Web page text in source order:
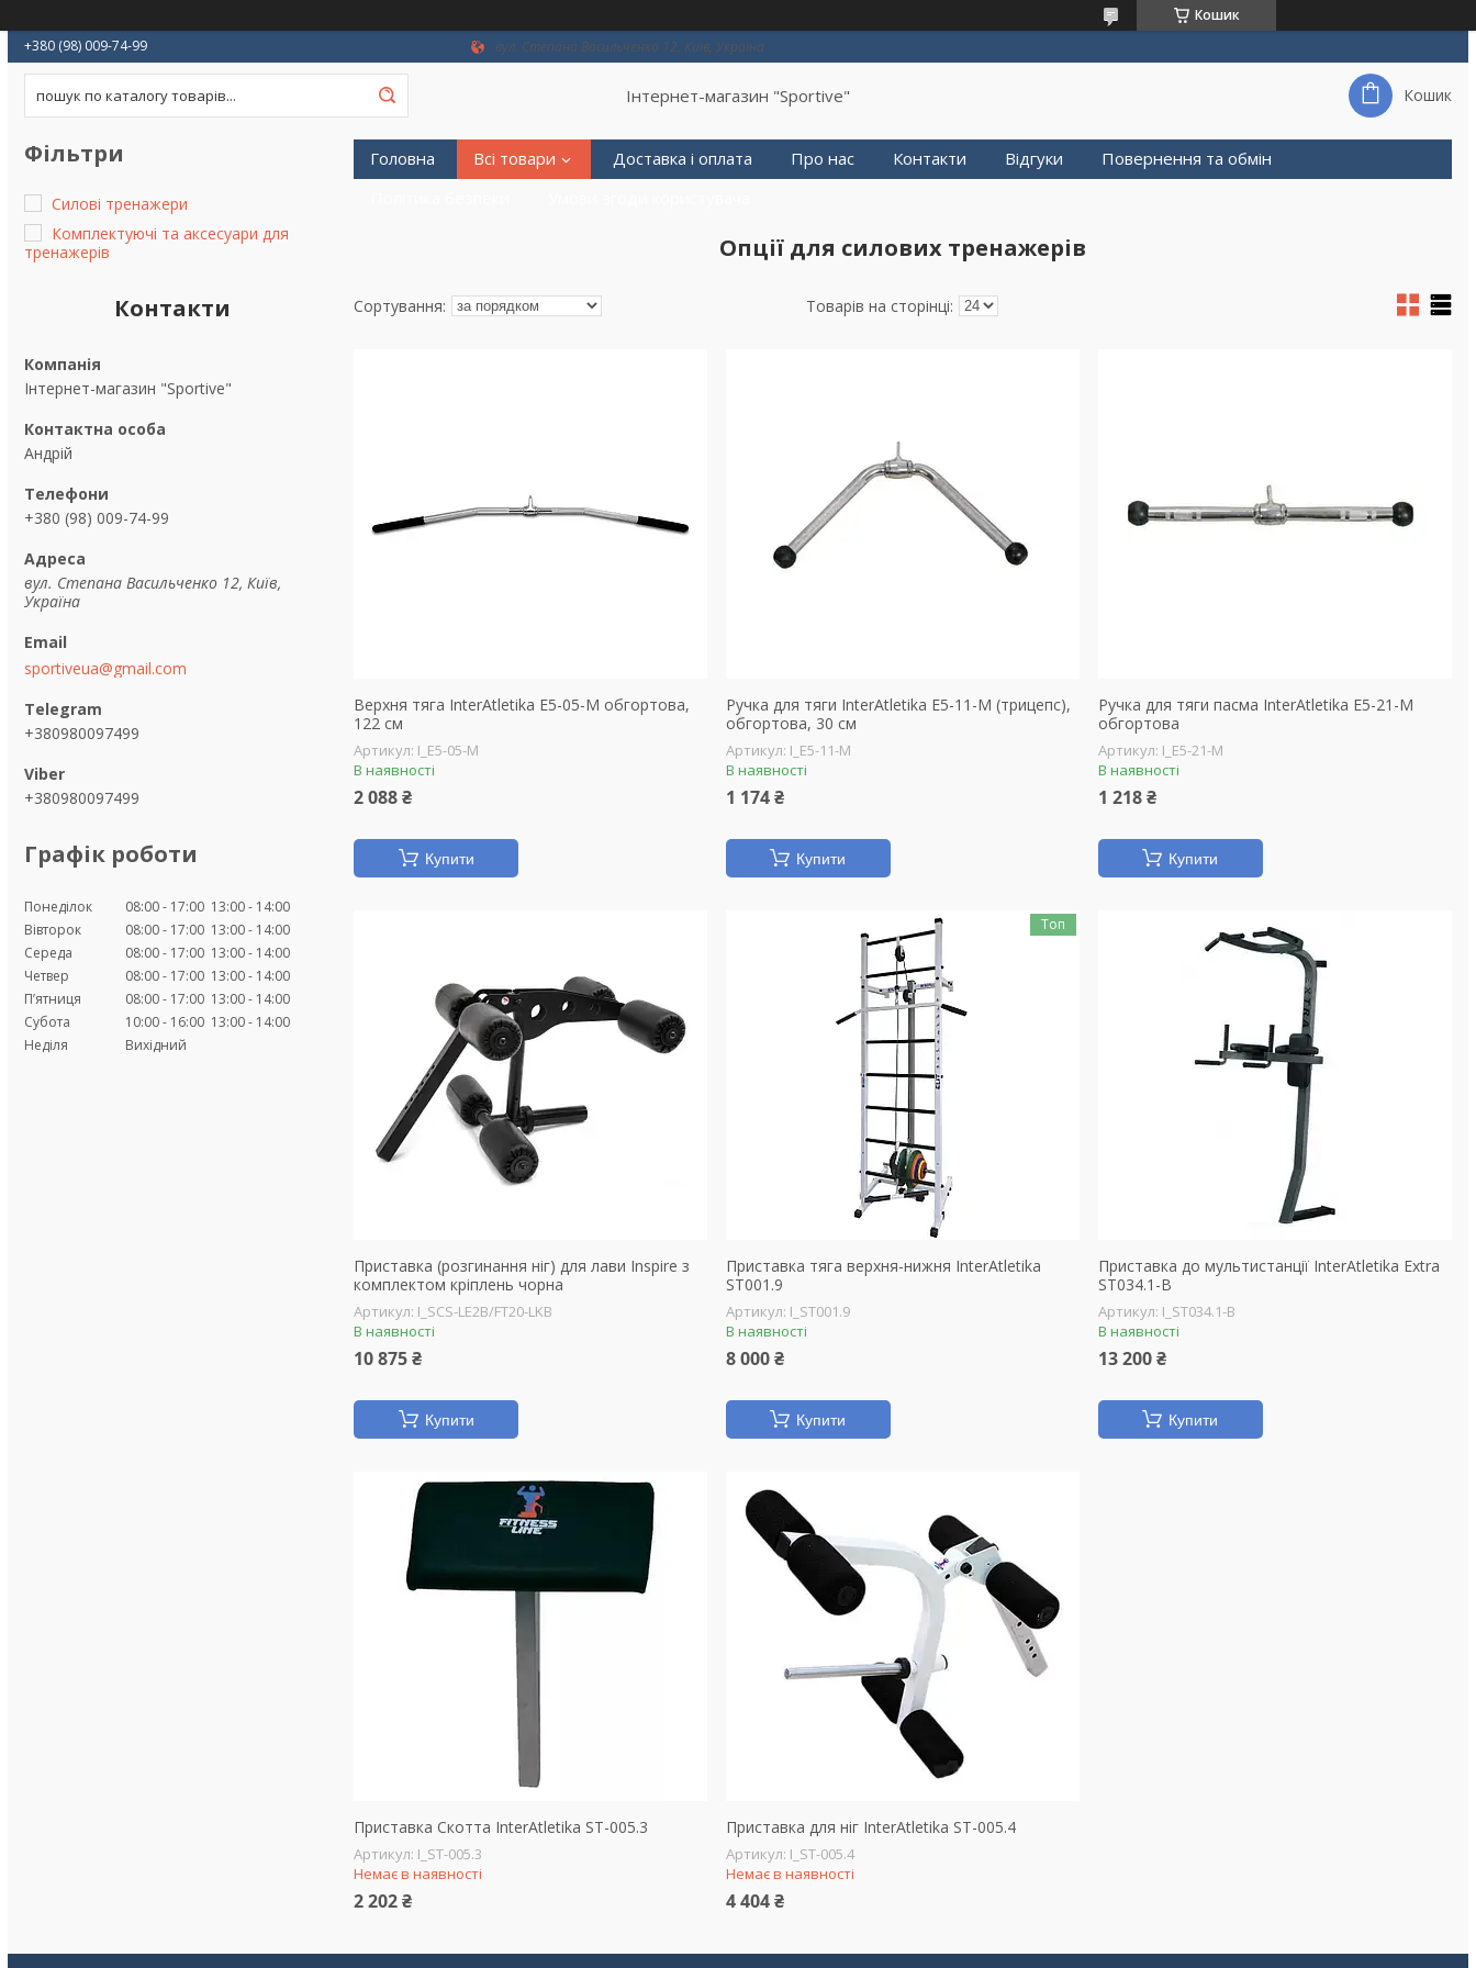
Кошик
+380 (98) 009-74-99
вул. Степана Васильченко 12, Київ, Україна
Інтернет-магазин "Sportive" Кошик
Фільтри
Силові тренажери
Комплектуючі та аксесуари для
тренажерів
Контакти
Інтернет-магазин "Sportive"
Андрій
+380 (98) 009-74-99
вул. Степана Васильченко 12, Київ,
Україна
sportiveua@gmail.com
+380980097499
+380980097499
Графік роботи
Понеділок 08:00 17:00 13:00
14:00
Вівторок
08:00 17:00 13:00
14:00
Середа
08:00 17:00 13:00
14:00
Четвер
08:00 17:00 13:00
14:00
Пʼятниця
08:00 17:00 13:00
14:00
Субота
10:00 16:00 13:00
14:00
Неділя
Вихідний
Головна Всі товари Доставка і оплата Про нас Контакти Відгуки
Повернення та обмін
Опції для силових тренажерів
Верхня тяга InterAtletika E5-05-M обгортова,
122 см
I_E5-05-M
В наявності
2 088 ₴
Купити
Ручка для тяги InterAtletika E5-11-M (трицепс),
обгортова, 30 см
I_E5-11-M
В наявності
1 174 ₴
Купити
Ручка для тяги пасма InterAtletika E5-21-M
обгортова
I_E5-21-M
В наявності
1 218 ₴
Купити
Приставка (розгинання ніг) для лави Inspire з
комплектом кріплень чорна
I_SCS-LE2B/FT20-LKB
В наявності
10 875 ₴
Купити
Топ
Приставка тяга верхня-нижня InterAtletika
ST001.9
I_ST001.9
В наявності
8 000 ₴
Купити
Приставка до мультистанції InterAtletika Extra
ST034.1-B
I_ST034.1-B
В наявності
13 200 ₴
Купити
Приставка Скотта InterAtletika ST-005.3
I_ST-005.3
Немає в наявності
2 202 ₴
Приставка для ніг InterAtletika ST-005.4
I_ST-005.4
Немає в наявності
4 404 ₴